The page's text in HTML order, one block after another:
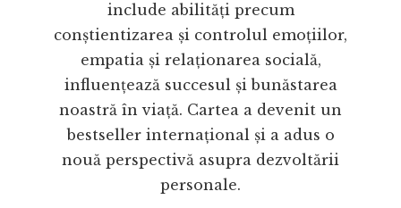
include abilități precum
conștientizarea și controlul emoțiilor,
empatia și relaționarea socială,
influențează succesul și bunăstarea
noastră în viață. Cartea a devenit un
bestseller internațional și a adus o
nouă perspectivă asupra dezvoltării
personale.